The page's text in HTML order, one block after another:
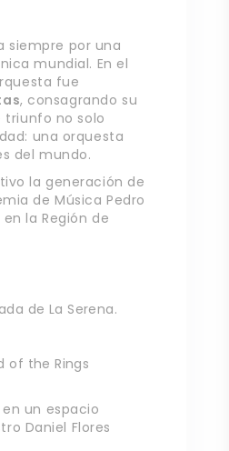
siempre por una
mundial. En el
fue
, consagrando su
triunfo no solo
una orquesta
del mundo.
la generación de
de Música Pedro
la Región de
de La Serena.
of the Rings
un espacio
Daniel Flores